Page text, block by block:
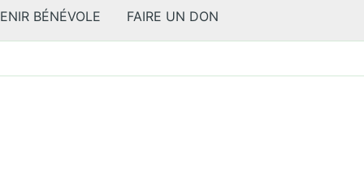
BÉNÉVOLE FAIRE UN DON